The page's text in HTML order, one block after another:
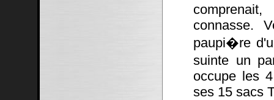
connasse.
paupi�re
suinte un
occupe les
ses 15 sacs